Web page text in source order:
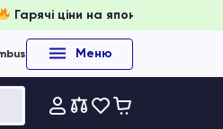
-15% Гарячі ціни на японське
Меню